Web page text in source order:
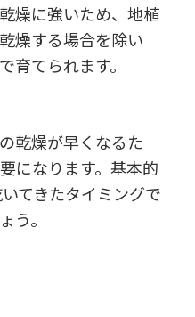
燥に強いため、地植
燥する場合を除い
育てられます。
乾燥が早くなるた
になります。基本的
てきたタイミングで
う。